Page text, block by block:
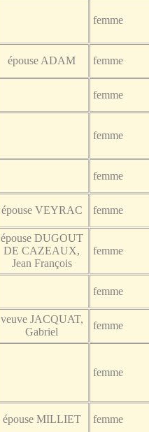
femme
épouse ADAM femme
femme
femme
femme
épouse VEYRAC femme
épouse DUGOUT
DE CAZEAUX,
Jean François
femme
femme
veuve JACQUAT,
Gabriel
femme
femme
épouse MILLIET femme